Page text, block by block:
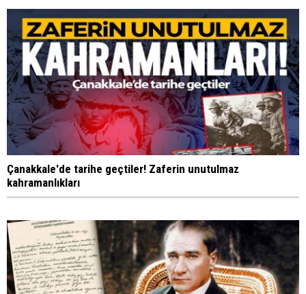
Çanakkale'de tarihe geçtiler! Zaferin unutulmaz
kahramanlıkları